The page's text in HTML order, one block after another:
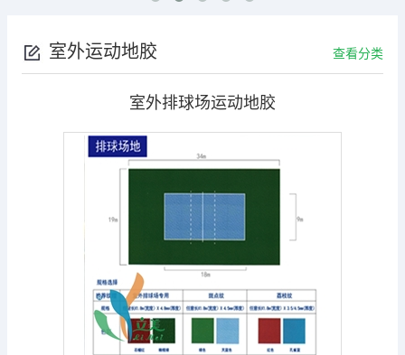
室外运动地胶 查看分类
室外排球场运动地胶